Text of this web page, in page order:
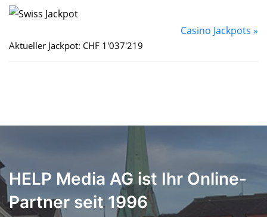
Casino Jackpots »
Aktueller Jackpot: CHF 1'037'219
HELP Media AG ist Ihr Online-
Partner seit 1996